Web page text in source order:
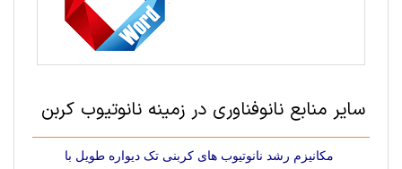
سایر منابع نانوفناوری در زمینه نانوتیوب کربن
مکانیزم رشد نانوتیوب های کربنی تک دیواره طویل با